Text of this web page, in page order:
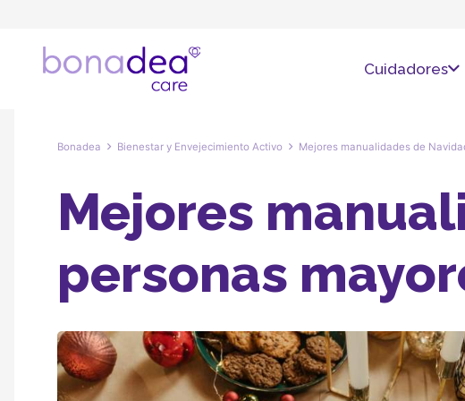
Cuidadores
Bonadea Bienestar y Envejecimiento Activo Mejores manualidades de
Mejores
personas